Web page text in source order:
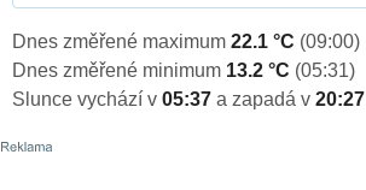
Dnes změřené maximum 22.1 °C (09:00)
Dnes změřené minimum 13.2 °C (05:31)
Slunce vychází v 05:37 a zapadá v 20:27